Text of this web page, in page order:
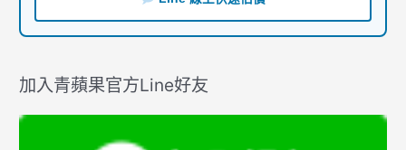
加入青蘋果官方Line好友